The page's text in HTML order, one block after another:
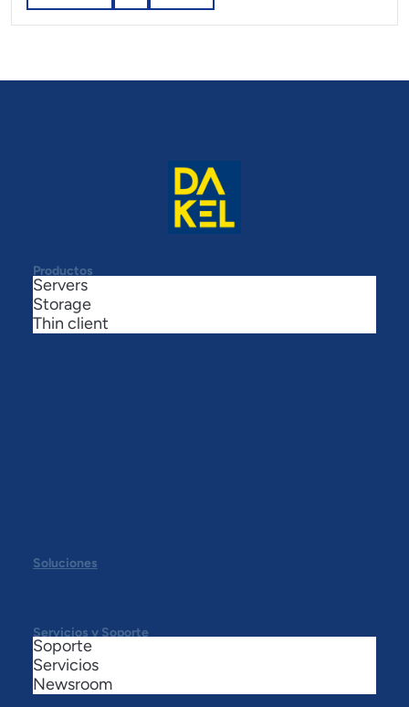
Productos
Servers
Storage
Thin client
Soluciones
Servicios y Soporte
Soporte
Servicios
Newsroom